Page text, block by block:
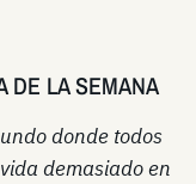
DE LA SEMANA
donde todos
demasiado en